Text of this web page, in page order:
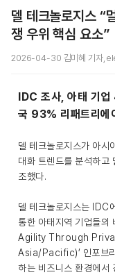
델 테크놀로지스 “
쟁 우위 핵심 요소”
2026-04-30 김미혜 기자,
IDC 조사, 아태 기
국 93% 리패트리에
델 테크놀로지스가 아시
대화 트렌드를 분석하고
조했다.
델 테크놀로지스는 IDC
통한 아태지역 기업들
Agility Through
Asia/Pacific)’ 인포브리
하는 비즈니스 환경에서